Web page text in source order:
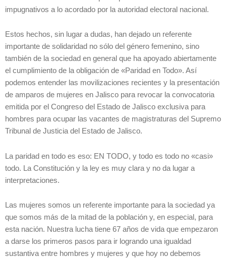
impugnativos a lo acordado por la autoridad electoral nacional.
Estos hechos, sin lugar a dudas, han dejado un referente
importante de solidaridad no sólo del género femenino, sino
también de la sociedad en general que ha apoyado abiertamente
el cumplimiento de la obligación de «Paridad en Todo». Así
podemos entender las movilizaciones recientes y la presentación
de amparos de mujeres en Jalisco para revocar la convocatoria
emitida por el Congreso del Estado de Jalisco exclusiva para
hombres para ocupar las vacantes de magistraturas del Supremo
Tribunal de Justicia del Estado de Jalisco.
La paridad en todo es eso: EN TODO, y todo es todo no «casi»
todo. La Constitución y la ley es muy clara y no da lugar a
interpretaciones.
Las mujeres somos un referente importante para la sociedad ya
que somos más de la mitad de la población y, en especial, para
esta nación. Nuestra lucha tiene 67 años de vida que empezaron
a darse los primeros pasos para ir logrando una igualdad
sustantiva entre hombres y mujeres y que hoy no debemos